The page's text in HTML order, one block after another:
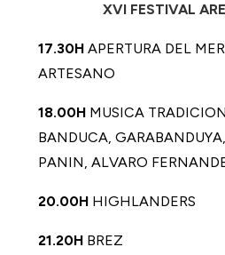
XVI FESTIVAL
17.30HAPERTURA DEL
ARTESANO
18.00H MUSICA
BANDUCA,
PANIN, ALVARO
20.00H HIGHLANDERS
21.20H BREZ